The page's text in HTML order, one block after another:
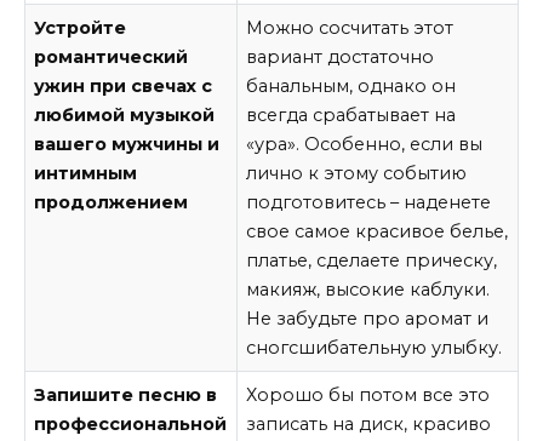
Устройте
романтический
ужин при свечах с
любимой музыкой
вашего мужчины и
интимным
продолжением
Можно сосчитать этот
вариант достаточно
банальным, однако он
всегда срабатывает на
«ура». Особенно, если вы
лично к этому событию
подготовитесь – наденете
свое самое красивое белье,
платье, сделаете прическу,
макияж, высокие каблуки.
Не забудьте про аромат и
сногсшибательную улыбку.
Запишите песню в
профессиональной
Хорошо бы потом все это
записать на диск, красиво